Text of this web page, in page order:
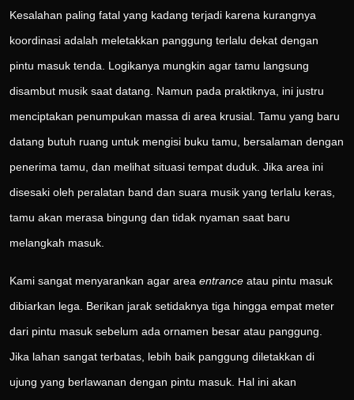
Kesalahan paling fatal yang kadang terjadi karena kurangnya
koordinasi adalah meletakkan panggung terlalu dekat dengan
pintu masuk tenda. Logikanya mungkin agar tamu langsung
disambut musik saat datang. Namun pada praktiknya, ini justru
menciptakan penumpukan massa di area krusial. Tamu yang baru
datang butuh ruang untuk mengisi buku tamu, bersalaman dengan
penerima tamu, dan melihat situasi tempat duduk. Jika area ini
disesaki oleh peralatan band dan suara musik yang terlalu keras,
tamu akan merasa bingung dan tidak nyaman saat baru
melangkah masuk.
Kami sangat menyarankan agar area entrance atau pintu masuk
dibiarkan lega. Berikan jarak setidaknya tiga hingga empat meter
dari pintu masuk sebelum ada ornamen besar atau panggung.
Jika lahan sangat terbatas, lebih baik panggung diletakkan di
ujung yang berlawanan dengan pintu masuk. Hal ini akan